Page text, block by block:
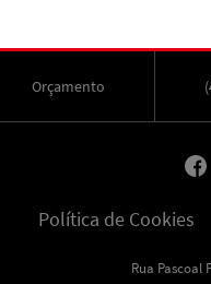
Orçamento
Política de Cookies
Rua Pascoal